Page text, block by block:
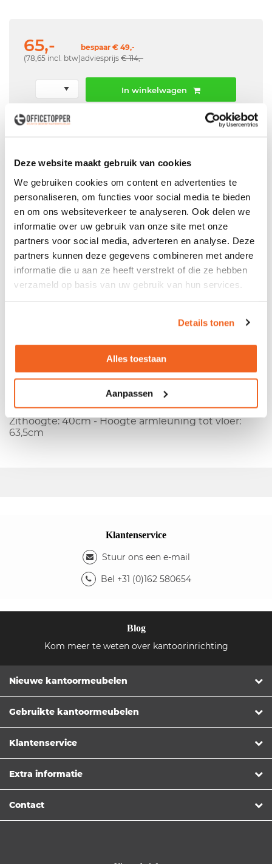
Deze website maakt gebruik van cookies
We gebruiken cookies om content en advertenties te
personaliseren, om functies voor social media te bieden
en om ons websiteverkeer te analyseren. Ook delen we
informatie over uw gebruik van onze site met onze
partners voor social media, adverteren en analyse. Deze
partners kunnen deze gegevens combineren met andere
informatie die u aan ze heeft verstrekt of die ze hebben
verzameld op basis van uw gebruik van hun services.
Details tonen
Alles toestaan
Aanpassen
65,-
(78,65 incl. btw)
bespaar € 49,-
adviesprijs € 114,-
In winkelwagen
Offerte aanvraag mogelijk in winkelwagen
Leveringin België
Voor zowelParticulieralsZakelijk
Professionele Bezorg- en Montageservice
Gebruikte Predali Plus antraciet
Showroommodel- designstoel - Stapelbaar tot 10
- Type:Plus Afmetingen:
Breedte: 78cm - Diepte: 73cm - Hoogte: 75cm -
Zithoogte: 40cm - Hoogte armleuning tot vloer:
63,5cm
Klantenservice
Stuur ons een e-mail
Bel +31 (0)162 580654
Blog
Kom meer te weten over kantoorinrichting
Nieuwe kantoormeubelen
Gebruikte kantoormeubelen
Klantenservice
Extra informatie
Contact